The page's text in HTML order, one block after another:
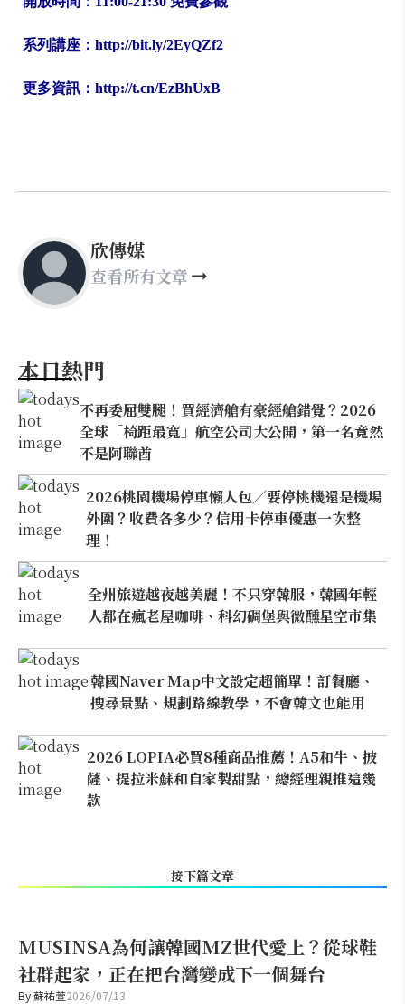
系列講座：http://bit.ly/2EyQZf2
更多資訊：http://t.cn/EzBhUxB
欣傳媒
查看所有文章
本日熱門
不再委屈雙腿！買經濟艙有豪經艙錯覺？2026
全球「椅距最寬」航空公司大公開，第一名竟然
不是阿聯酋
2026桃園機場停車懶人包／要停桃機還是機場
外圍？收費各多少？信用卡停車優惠一次整
理！
全州旅遊越夜越美麗！不只穿韓服，韓國年輕
人都在瘋老屋咖啡、科幻碉堡與微醺星空市集
韓國Naver Map中文設定超簡單！訂餐廳、
搜尋景點、規劃路線教學，不會韓文也能用
2026 LOPIA必買8種商品推薦！A5和牛、披
薩、提拉米蘇和自家製甜點，總經理親推這幾
款
接下篇文章
MUSINSA為何讓韓國MZ世代愛上？從球鞋
社群起家，正在把台灣變成下一個舞台
By蘇祐萱2026/07/13